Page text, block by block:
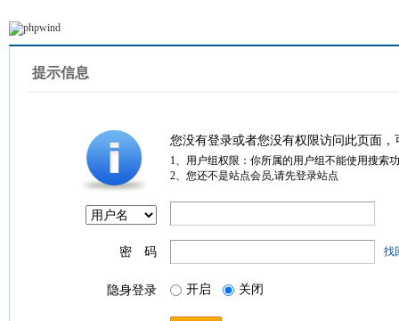
提示信息
您没有登录或者您没有权限访问此页面
1、用户组权限：你所属的用户组不能使用搜索
2、您还不是站点会员,请先登录站点
密 码 找
隐身登录 开启 关闭